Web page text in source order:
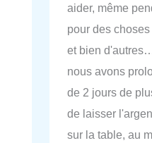
aider, même
pour des
et bien
nous avons
de 2 jours de
de laisser
sur la table, au